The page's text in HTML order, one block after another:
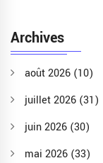
Archives
août 2026 (10)
juillet 2026 (31)
juin 2026 (30)
mai 2026 (33)